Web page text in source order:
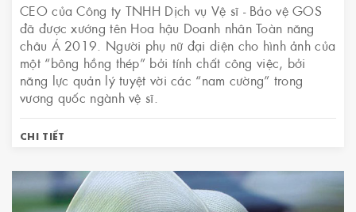
CEO của Công ty TNHH Dịch vụ Vệ sĩ - Bảo vệ GOS
đã được xướng tên Hoa hậu Doanh nhân Toàn năng
châu Á 2019. Người phụ nữ đại diện cho hình ảnh của
một “bông hồng thép” bởi tính chất công việc, bởi
năng lực quản lý tuyệt vời các “nam cường” trong
vương quốc ngành vệ sĩ.
CHI TIẾT